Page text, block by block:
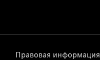
Правовая информация